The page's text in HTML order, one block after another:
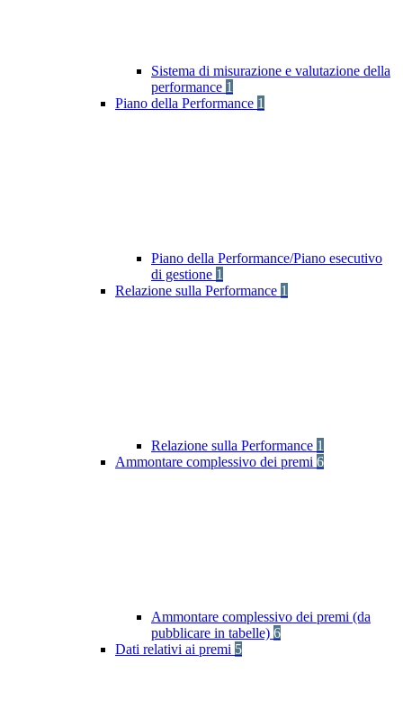
Sistema di misurazione e valutazione della
performance 1
Piano della Performance 1
Piano della Performance/Piano esecutivo
di gestione 1
Relazione sulla Performance 1
Relazione sulla Performance 1
Ammontare complessivo dei premi 6
Ammontare complessivo dei premi (da
pubblicare in tabelle) 6
Dati relativi ai premi 5